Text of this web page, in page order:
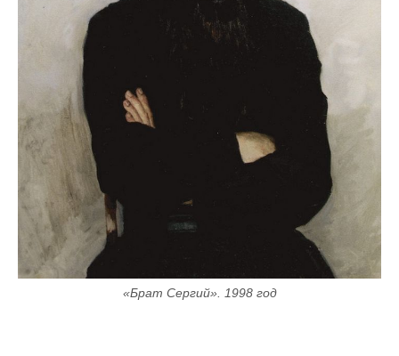
«Брат Сергий». 1998 год